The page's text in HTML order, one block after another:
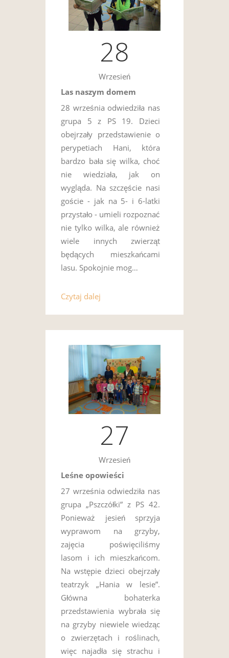
28
Wrzesień
Las naszym domem
28 września odwiedziła nas
grupa 5 z PS 19. Dzieci
obejrzały przedstawienie o
perypetiach Hani, która
bardzo bała się wilka, choć
nie wiedziała, jak on
wygląda. Na szczęście nasi
goście - jak na 5- i 6-latki
przystało - umieli rozpoznać
nie tylko wilka, ale również
wiele innych zwierząt
będących mieszkańcami
lasu. Spokojnie mog…
Czytaj dalej
27
Wrzesień
Leśne opowieści
27 września odwiedziła nas
grupa „Pszczółki” z PS 42.
Ponieważ jesień sprzyja
wyprawom na grzyby,
zajęcia poświęciliśmy
lasom i ich mieszkańcom.
Na wstępie dzieci obejrzały
teatrzyk „Hania w lesie”.
Główna bohaterka
przedstawienia wybrała się
na grzyby niewiele wiedząc
o zwierzętach i roślinach,
więc najadła się strachu i